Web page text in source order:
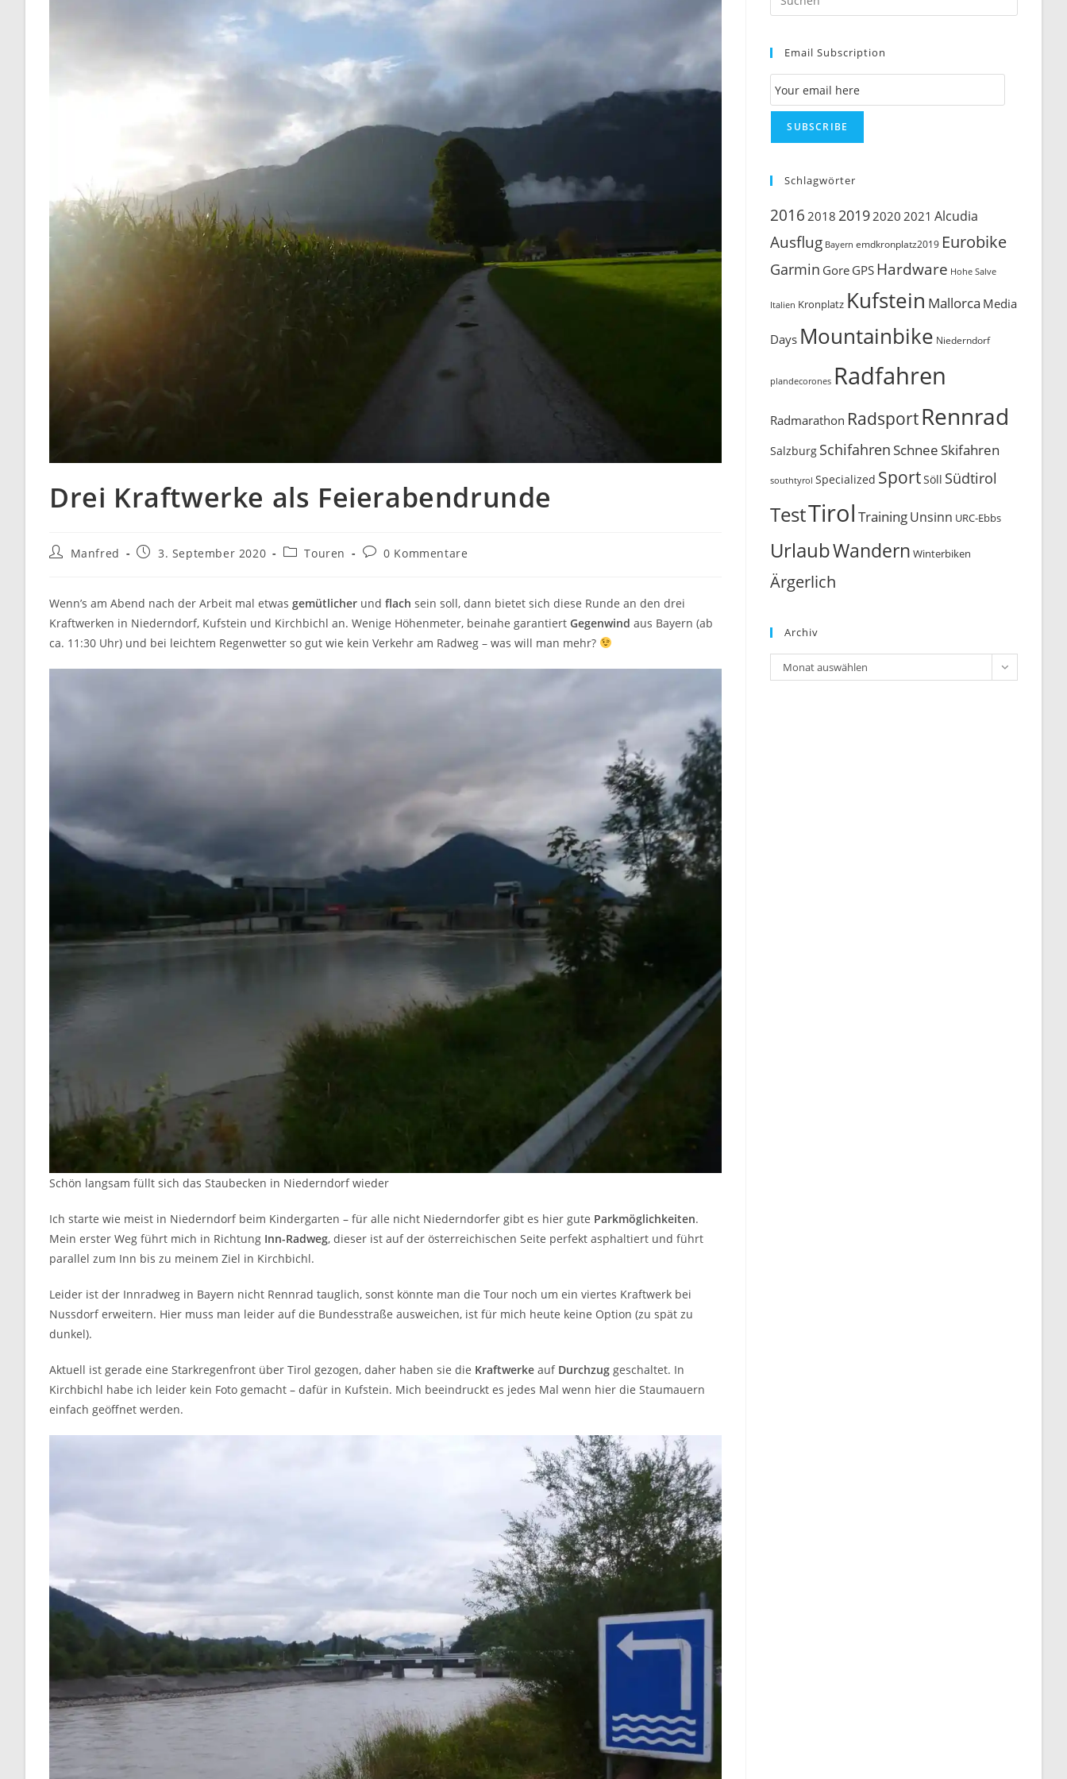
Drei Kraftwerke als Feierabendrunde
Beitrags-
Manfred
Beitrag3. September 2020
Beitrags-
Touren
Beitrags-
0 Kommentare
Wenn’s am Abend nach der Arbeit mal etwas gemütlicher und flach sein soll, dann bietet sich diese Runde an den drei
Kraftwerken in Niederndorf, Kufstein und Kirchbichl an. Wenige Höhenmeter, beinahe garantiert Gegenwind aus Bayern (ab
ca. 11:30 Uhr) und bei leichtem Regenwetter so gut wie kein Verkehr am Radweg – was will man mehr?
Schön langsam füllt sich das Staubecken in Niederndorf wieder
Ich starte wie meist in Niederndorf beim Kindergarten – für alle nicht Niederndorfer gibt es hier gute Parkmöglichkeiten.
Mein erster Weg führt mich in Richtung Inn-Radweg, dieser ist auf der österreichischen Seite perfekt asphaltiert und führt
parallel zum Inn bis zu meinem Ziel in Kirchbichl.
Leider ist der Innradweg in Bayern nicht Rennrad tauglich, sonst könnte man die Tour noch um ein viertes Kraftwerk bei
Nussdorf erweitern. Hier muss man leider auf die Bundesstraße ausweichen, ist für mich heute keine Option (zu spät zu
dunkel).
Aktuell ist gerade eine Starkregenfront über Tirol gezogen, daher haben sie die Kraftwerke auf Durchzug geschaltet. In
Kirchbichl habe ich leider kein Foto gemacht – dafür in Kufstein. Mich beeindruckt es jedes Mal wenn hier die Staumauern
einfach geöffnet werden.
Escape
Email Subscription
Email Subscription
SUBSCRIBE
Schlagwörter
2016 2018 20192020 2021 Alcudia
Ausflug Bayern emdkronplatz2019 Eurobike
Garmin Gore GPS Hardware Hohe Salve
Italien Kronplatz Kufstein Mallorca Media
Days Mountainbike Niederndorf
plandecorones Radfahren
Radmarathon RadsportRennrad
Salzburg Schifahren Schnee Skifahren
southtyrol Specialized SportSöll Südtirol
TestTirol TrainingUnsinn URC-Ebbs
UrlaubWandern Winterbiken
Ärgerlich
Archiv
Archiv
Monat auswählen